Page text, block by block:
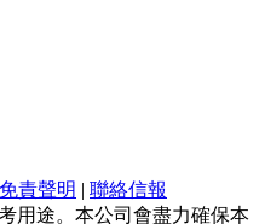
免責聲明 | 聯絡信報
用途。本公司會盡力確保本